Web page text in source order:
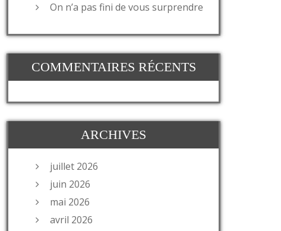
On n’a pas fini de vous surprendre
COMMENTAIRES RÉCENTS
ARCHIVES
juillet 2026
juin 2026
mai 2026
avril 2026